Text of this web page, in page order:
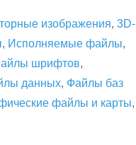
изображения, 3D-
, Исполняемые файлы,
шрифтов,
данных, Файлы баз
файлы и карты,